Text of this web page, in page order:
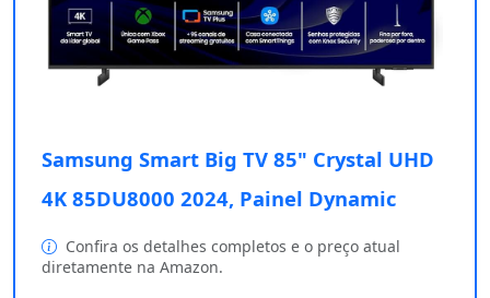
Samsung Smart Big TV 85" Crystal UHD
4K 85DU8000 2024, Painel Dynamic
Confira os detalhes completos e o preço atual
diretamente na Amazon.